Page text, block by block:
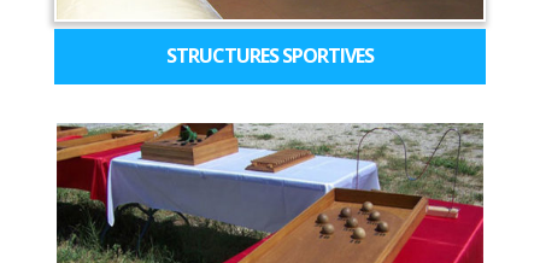
STRUCTURES SPORTIVES